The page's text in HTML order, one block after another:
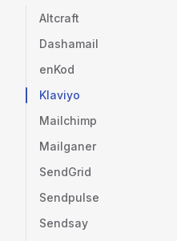
Altcraft
Dashamail
enKod
Klaviyo
Mailchimp
Mailganer
SendGrid
Sendpulse
Sendsay